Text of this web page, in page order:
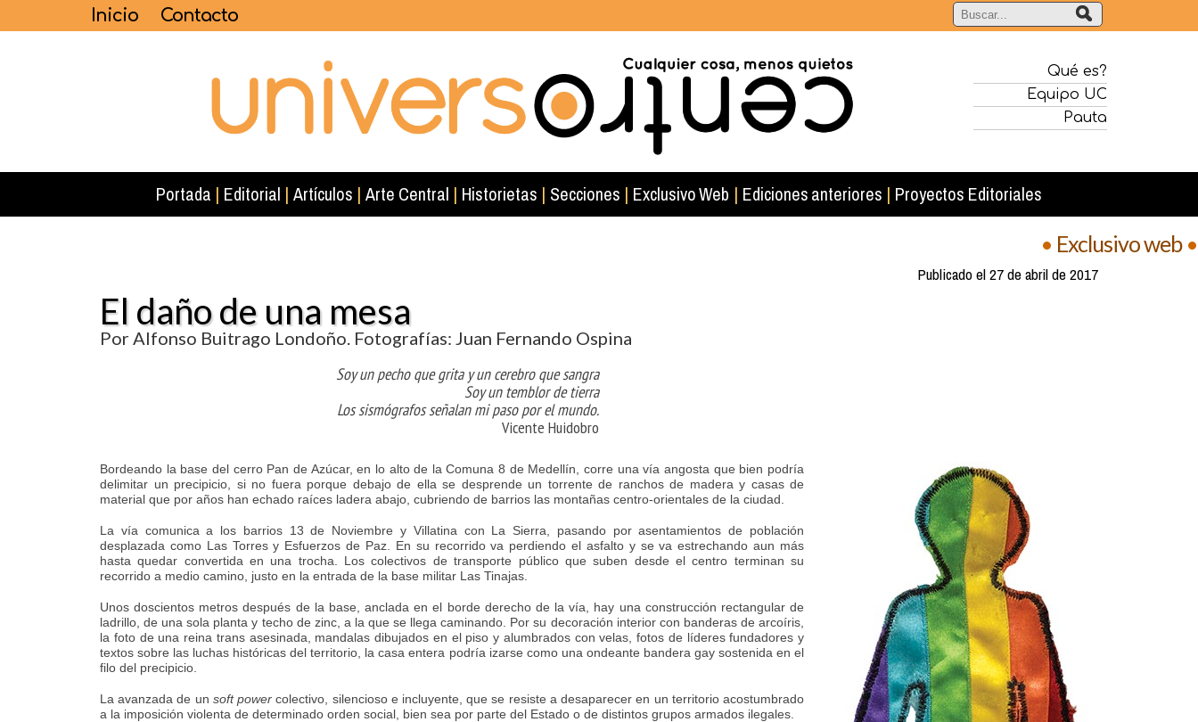
Inicio Contacto
Qué es?
Equipo UC
Pauta
Portada | Editorial | Artículos | Arte Central | Historietas | Secciones | Exclusivo Web | Ediciones anteriores | Proyectos Editoriales
• Exclusivo web•
Publicado el 27 de abril de 2017
El daño de una mesa
Por Alfonso Buitrago Londoño. Fotografías: Juan Fernando Ospina
Soy un pecho que grita y un cerebro que sangra
Soy un temblor de tierra
Los sismógrafos señalan mi paso por el mundo.
Vicente Huidobro
Bordeando la base del cerro Pan de Azúcar, en lo alto de la Comuna 8 de Medellín, corre una vía angosta que bien podría
delimitar un precipicio, si no fuera porque debajo de ella se desprende un torrente de ranchos de madera y casas de
material que por años han echado raíces ladera abajo, cubriendo de barrios las montañas centro-orientales de la ciudad.
La vía comunica a los barrios 13 de Noviembre y Villatina con La Sierra, pasando por asentamientos de población
desplazada como Las Torres y Esfuerzos de Paz. En su recorrido va perdiendo el asfalto y se va estrechando aun más
hasta quedar convertida en una trocha. Los colectivos de transporte público que suben desde el centro terminan su
recorrido a medio camino, justo en la entrada de la base militar Las Tinajas.
Unos doscientos metros después de la base, anclada en el borde derecho de la vía, hay una construcción rectangular de
ladrillo, de una sola planta y techo de zinc, a la que se llega caminando. Por su decoración interior con banderas de arcoíris,
la foto de una reina trans asesinada, mandalas dibujados en el piso y alumbrados con velas, fotos de líderes fundadores y
textos sobre las luchas históricas del territorio, la casa entera podría izarse como una ondeante bandera gay sostenida en el
filo del precipicio.
La avanzada de un soft power colectivo, silencioso e incluyente, que se resiste a desaparecer en un territorio acostumbrado
a la imposición violenta de determinado orden social, bien sea por parte del Estado o de distintos grupos armados ilegales.